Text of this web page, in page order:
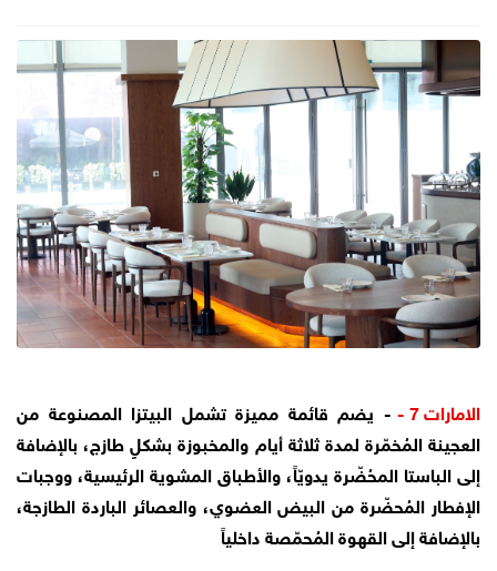
الامارات 7 -
- يضم قائمة مميزة تشمل البيتزا المصنوعة من
العجينة المُخمّرة لمدة ثلاثة أيام والمخبوزة بشكلٍ طازج، بالإضافة
إلى الباستا المحُضّرة يدويّاً، والأطباق المشوية الرئيسية، ووجبات
الإفطار المُحضّرة من البيض العضوي، والعصائر الباردة الطازجة،
بالإضافة إلى القهوة المُحمّصة داخلياً